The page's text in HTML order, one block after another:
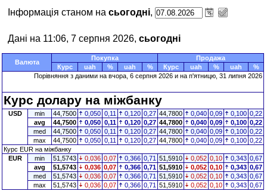
Інформація станом на сьогодні,
Дані на 11:06, 7 серпня 2026, сьогодні
Валюта
Покупка
Продажа
Курс
uah % uah % Курс uah % uah
%
Порівняння з даними на вчора , 6 серпня 2026 и на п'ятницю, 31 липня 2026
Курс долару на міжбанку
USD min 44,7500 0,050 0,11 0,120 0,27 44,7800 0,040 0,09 0,100 0,22
avg
44,7500 0,050 0,11 0,120 0,27 44,7800 0,040 0,09 0,100 0,22
med
44,7500 0,050 0,11 0,120 0,27 44,7800 0,040 0,09 0,100 0,22
max
44,7500 0,050 0,11 0,120 0,27 44,7800 0,040 0,09 0,100 0,22
Курс EUR на міжбанку
EUR
min 51,5743 0,036 0,07 0,366 0,71 51,5910 0,052 0,10 0,343 0,67
avg
51,5743 0,036 0,07 0,366 0,71 51,5910 0,052 0,10 0,343 0,67
med
51,5743 0,036 0,07 0,366 0,71 51,5910 0,052 0,10 0,343 0,67
max
51,5743 0,036 0,07 0,366 0,71 51,5910 0,052 0,10 0,343 0,67